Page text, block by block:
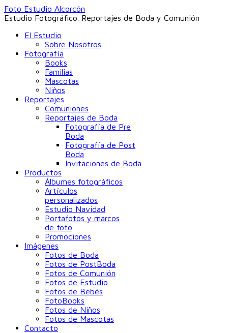
Foto Estudio Alcorcón
Estudio Fotográfico. Reportajes de Boda y Comunión
El Estudio
Sobre Nosotros
Fotografía
Books
Familias
Mascotas
Niños
Reportajes
Comuniones
Reportajes de Boda
Fotografía de Pre
Boda
Fotografía de Post
Boda
Invitaciones de Boda
Productos
Álbumes fotográficos
Artículos
personalizados
Estudio Navidad
Portafotos y marcos
de foto
Promociones
Imágenes
Fotos de Boda
Fotos de PostBoda
Fotos de Comunión
Fotos de Estudio
Fotos de Bebés
FotoBooks
Fotos de Niños
Fotos de Mascotas
Contacto